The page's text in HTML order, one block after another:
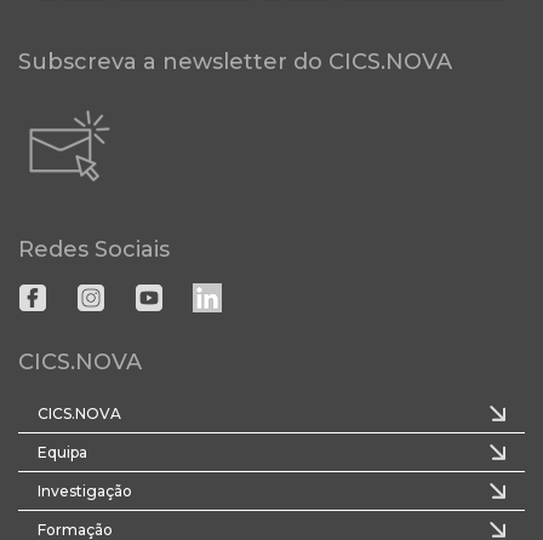
Subscreva a newsletter do CICS.NOVA
Redes Sociais
CICS.NOVA
CICS.NOVA
Equipa
Investigação
Formação